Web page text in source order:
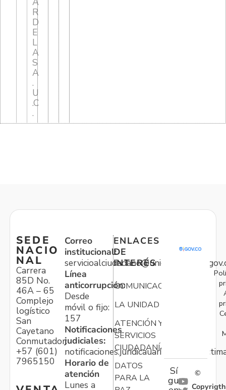
R
D
E
L
A
S
A
.
U
.C
.
SEDE
NACIO
NAL
Carrera
85D No.
46A – 65
Complejo
logístico
San
Cayetano
Conmutador:
+57 (601)
7965150
Correo
institucional:
Línea
anticorrupción:
Desde
móvil o fijo:
157
Notificaciones
judiciales:
Horario de
atención
Lunes a
ENLACES
DE
INTERÉS
COMUNICACIONES
LA UNIDAD
ATENCIÓN Y
SERVICIOS
CIUDADANÍA
DATOS
PARA LA
Sí
gu
©
Copyrigth